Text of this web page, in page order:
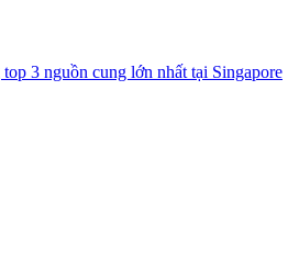
3 nguồn cung lớn nhất tại Singapore